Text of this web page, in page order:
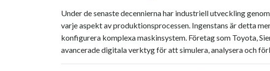
Under de senaste decennierna har industriell utveckling
varje aspekt av produktionsprocessen. Ingenstans är detta
konfigurera komplexa maskinsystem. Företag som Toyota,
avancerade digitala verktyg för att simulera, analysera och